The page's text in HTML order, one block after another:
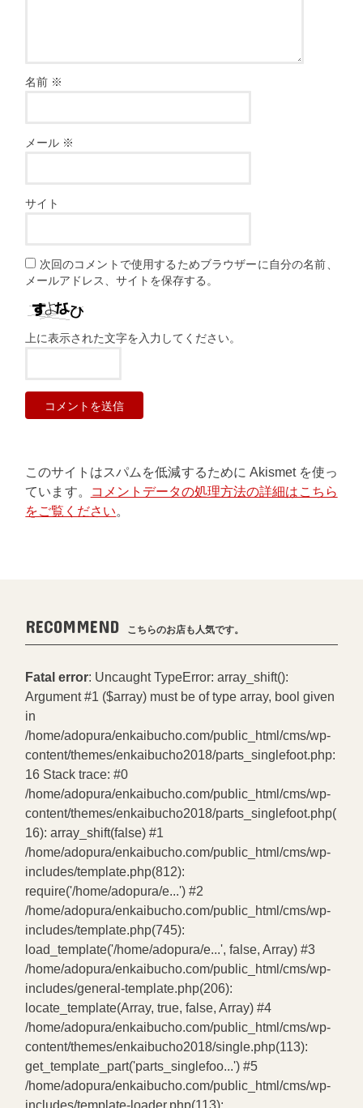
名前 ※
メール ※
サイト
次回のコメントで使用するためブラウザーに自分の名前、
メールアドレス、サイトを保存する。
上に表示された文字を入力してください。
このサイトはスパムを低減するために Akismet を使っ
ています。
コメントデータの処理方法の詳細はこちら
をご覧ください。
RECOMMEND こちらのお店も人気です。
Fatal error: Uncaught TypeError: array_shift():
Argument #1 ($array) must be of type array, bool given
in
/home/adopura/enkaibucho.com/public_html/cms/wp-
content/themes/enkaibucho2018/parts_singlefoot.php:
16 Stack trace: #0
/home/adopura/enkaibucho.com/public_html/cms/wp-
content/themes/enkaibucho2018/parts_singlefoot.php(
16): array_shift(false) #1
/home/adopura/enkaibucho.com/public_html/cms/wp-
includes/template.php(812):
require('/home/adopura/e...') #2
/home/adopura/enkaibucho.com/public_html/cms/wp-
includes/template.php(745):
load_template('/home/adopura/e...', false, Array) #3
/home/adopura/enkaibucho.com/public_html/cms/wp-
includes/general-template.php(206):
locate_template(Array, true, false, Array) #4
/home/adopura/enkaibucho.com/public_html/cms/wp-
content/themes/enkaibucho2018/single.php(113):
get_template_part('parts_singlefoo...') #5
/home/adopura/enkaibucho.com/public_html/cms/wp-